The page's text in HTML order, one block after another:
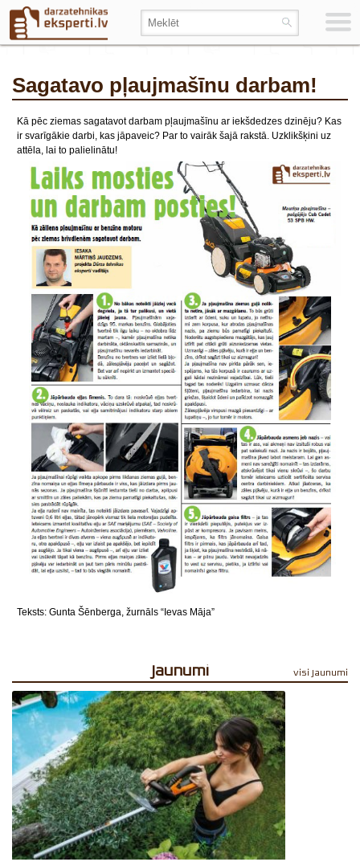
Sagatavo pļaujmašīnu darbam!
Kā pēc ziemas sagatavot darbam pļaujmašīnu ar iekšdedzes dzinēju? Kas
ir svarīgākie darbi, kas jāpaveic? Par to vairāk šajā rakstā. Uzklikšķini uz
attēla, lai to palielinātu!
Teksts: Gunta Šēnberga, žurnāls “Ievas Māja”
Jaunumi visi Jaunumi